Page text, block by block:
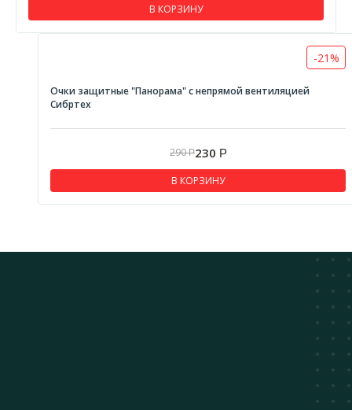
В КОРЗИНУ
-21%
Очки защитные "Панорама" с непрямой вентиляцией
Сибртех
290Р230 Р
В КОРЗИНУ